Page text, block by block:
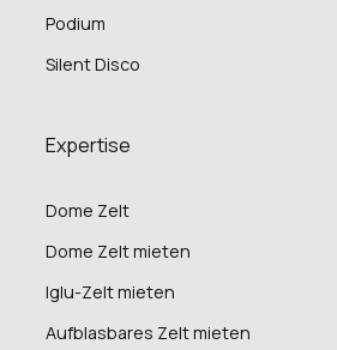
Expertise
Dome Zelt
Dome Zelt mieten
Iglu-Zelt mieten
Aufblasbares Zelt mieten
Podium
Silent Disco